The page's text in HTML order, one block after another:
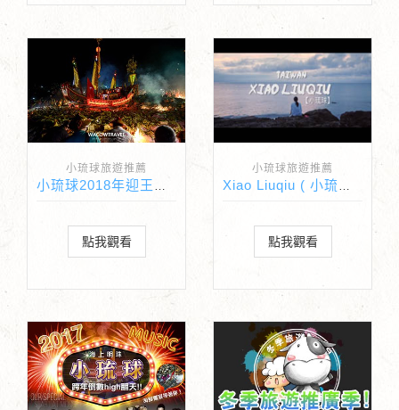
小琉球旅遊推薦
點我觀看
小琉球旅遊推薦
點我觀看